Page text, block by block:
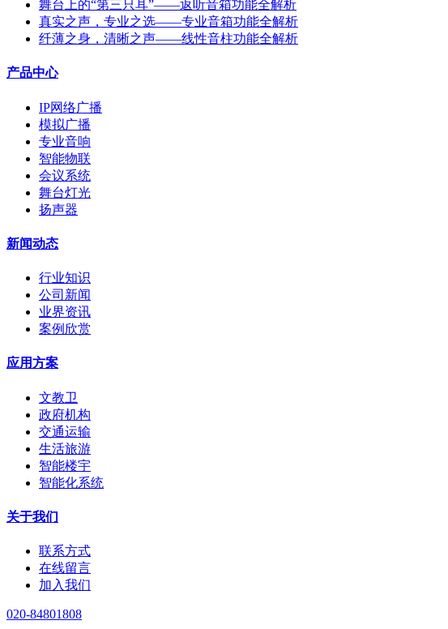
舞台上的“第三只耳”——返听音箱功能全解析
真实之声，专业之选——专业音箱功能全解析
纤薄之身，清晰之声——线性音柱功能全解析
产品中心
IP网络广播
模拟广播
专业音响
智能物联
会议系统
舞台灯光
扬声器
新闻动态
行业知识
公司新闻
业界资讯
案例欣赏
应用方案
文教卫
政府机构
交通运输
生活旅游
智能楼宇
智能化系统
关于我们
联系方式
在线留言
加入我们
020-84801808